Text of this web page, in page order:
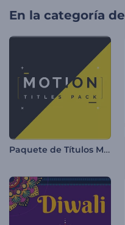
En la categoría de
Paquete de Títulos Motion